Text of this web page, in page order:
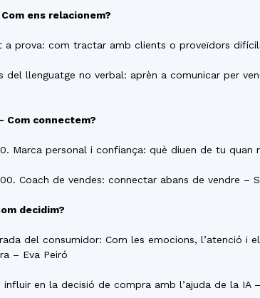
ens relacionem?
a prova: com tractar amb clients o proveïdors
del llenguatge no verbal: aprèn a comunicar per
Com connectem?
Marca personal i confiança: què diuen de tu quan
Coach de vendes: connectar abans de vendre –
decidim?
del consumidor: Com les emocions, l’atenció i
– Eva Peiró
influir en la decisió de compra amb l’ajuda de la IA